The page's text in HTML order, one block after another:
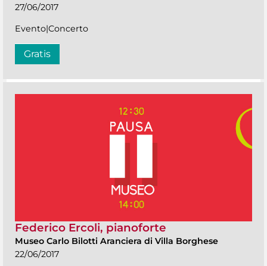
27/06/2017
Evento|Concerto
Gratis
Federico Ercoli, pianoforte
Museo Carlo Bilotti Aranciera di Villa Borghese
22/06/2017